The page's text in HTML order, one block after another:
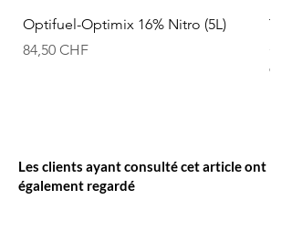
Optifuel-Optimix 16% Nitro (5L)
Prix
84,50 CHF
Prix
Les clients ayant consulté cet article ont
également regardé